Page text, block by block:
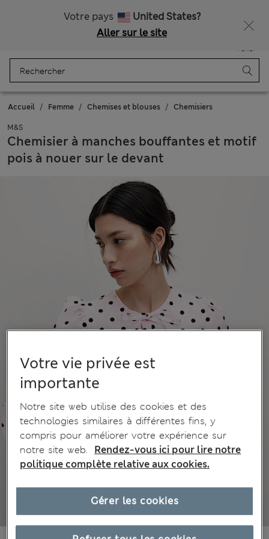
Votre pays
United States?
Aller sur le site
Panier
Accueil Femme Chemises et blouses Chemisiers
M&S
Chemisier à manches bouffantes et motif
pois à nouer sur le devant
Votre vie privée est
importante
Notre site web utilise des cookies et des
technologies similaires à différentes fins, y
compris pour améliorer votre expérience sur
notre site web.
Rendez-vous ici pour lire notre
politique complète relative aux cookies.
Gérer les cookies